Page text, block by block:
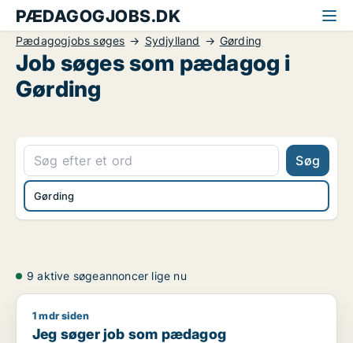
PÆDAGOGJOBS.DK
Pædagogjobs søges Sydjylland Gørding
Job søges som pædagog i
Gørding
Søg
Gørding
9 aktive søgeannoncer lige nu
Jeg søger job som pædagog
1 mdr siden
Jeg søger job som pædagog